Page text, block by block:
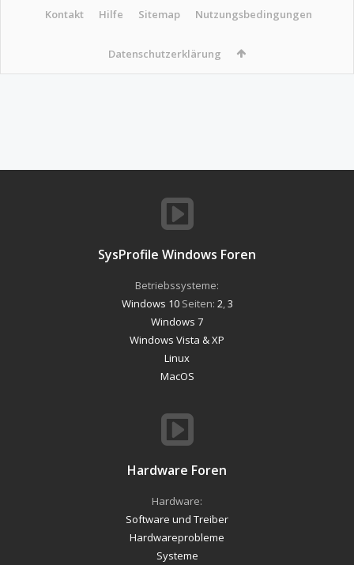
Kontakt Hilfe Sitemap Nutzungsbedingungen
Datenschutzerklärung
SysProfile Windows Foren
Betriebssysteme:
Windows 10Seiten: 2 3
Windows 7
Windows Vista & XP
Linux
MacOS
Hardware Foren
Hardware:
Software und Treiber
Hardwareprobleme
Systeme